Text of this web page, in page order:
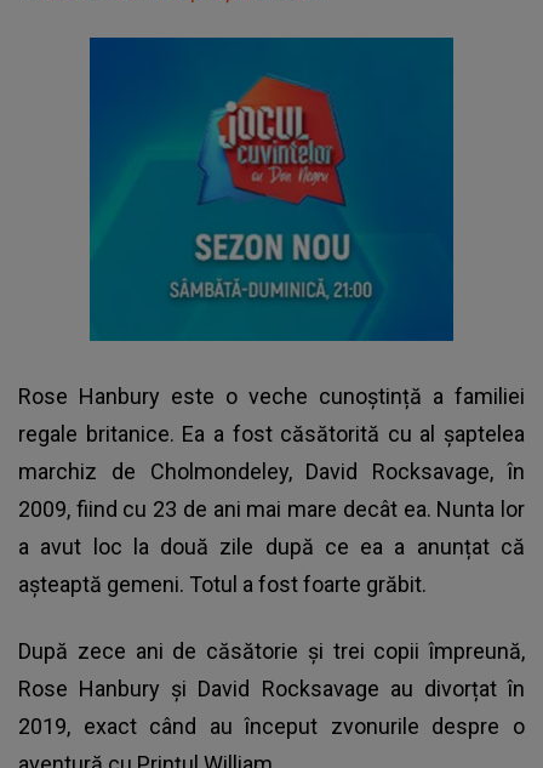
Rose Hanbury este o veche cunoștință a familiei
regale britanice. Ea a fost căsătorită cu al șaptelea
marchiz de Cholmondeley, David Rocksavage, în
2009, fiind cu 23 de ani mai mare decât ea. Nunta lor
a avut loc la două zile după ce ea a anunțat că
așteaptă gemeni. Totul a fost foarte grăbit.
După zece ani de căsătorie și trei copii împreună,
Rose Hanbury și David Rocksavage au divorțat în
2019, exact când au început zvonurile despre o